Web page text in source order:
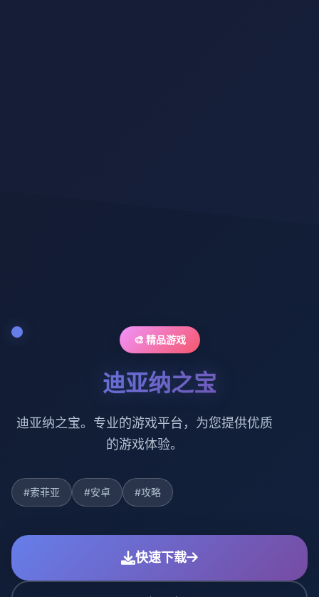
🎨 精品游戏
迪亚纳之宝
迪亚纳之宝。专业的游戏平台，为您提供优质
的游戏体验。
#索菲亚 #安卓 #攻略
快速下载